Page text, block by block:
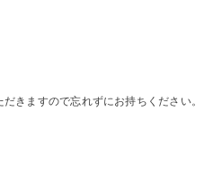
きますので忘れずにお持ちください。